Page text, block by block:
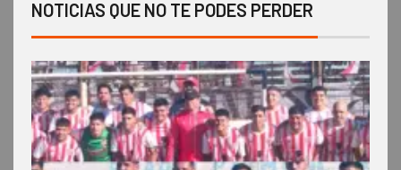
NOTICIAS QUE NO TE PODES PERDER